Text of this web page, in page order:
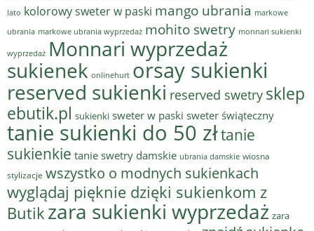
lato kolorowy sweter w paski mango ubrania markowe
ubrania markowe ubrania wyprzedaż mohito swetry monnari sukienki
wyprzedaż Monnari wyprzedaż
sukienek onlinehurt orsay sukienki
reserved sukienki reserved swetry sklep
ebutik.pl sukienki sweter w paski sweter świąteczny
tanie sukienki do 50 złtanie
sukienkie tanie swetry damskie ubrania damskie wiosna
stylizacje wszystko o modnych sukienkach
wyglądaj pięknie dzięki sukienkom z
Butik zara sukienki wyprzedaż zara